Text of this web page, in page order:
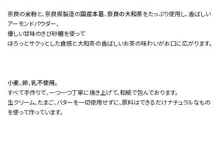
奈良の米粉と、奈良県製造の国産本葛、奈良の大和茶をたっぷり使用し、香ばしい
アーモンドパウダー、
優しい甘味のきび砂糖を使って
ほろっとサクッとした食感と大和茶の香ばしいお茶の味わいがお口に広がります。
小麦、卵、乳不使用。
すべて手作りで、一つ一つ丁寧に焼き上げて、和紙で包んでおります。
生クリーム、たまご、バターを一切使用せずに、原料はできるだけナチュラルなもの
を使って作っています。